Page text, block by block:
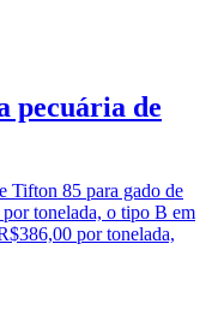
pecuária de
Tifton 85 para gado de
tonelada, o tipo B em
por tonelada,